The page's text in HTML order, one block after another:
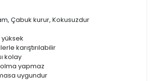
Çabuk kurur, Kokusuzdur
yüksek
karıştırılabilir
kolay
yapmaz
uygundur